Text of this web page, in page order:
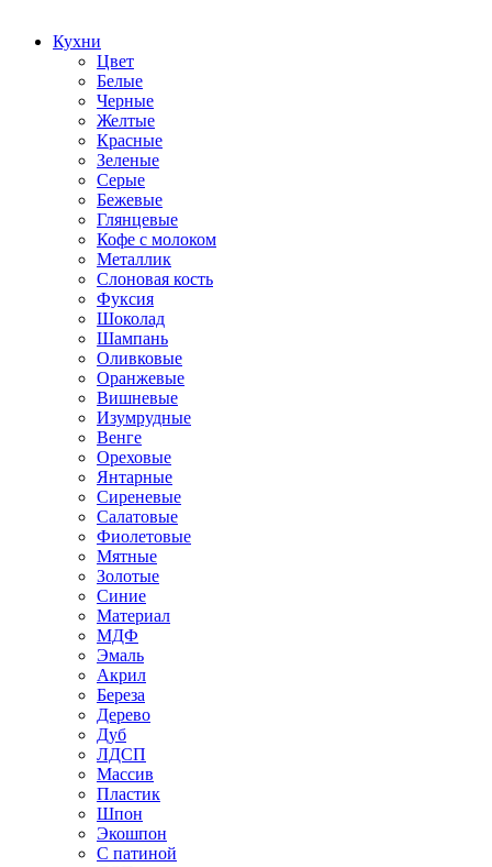
Кухни
Цвет
Белые
Черные
Желтые
Красные
Зеленые
Серые
Бежевые
Глянцевые
Кофе с молоком
Металлик
Слоновая кость
Фуксия
Шоколад
Шампань
Оливковые
Оранжевые
Вишневые
Изумрудные
Венге
Ореховые
Янтарные
Сиреневые
Салатовые
Фиолетовые
Мятные
Золотые
Синие
Материал
МДФ
Эмаль
Акрил
Береза
Дерево
Дуб
ЛДСП
Массив
Пластик
Шпон
Экошпон
С патиной